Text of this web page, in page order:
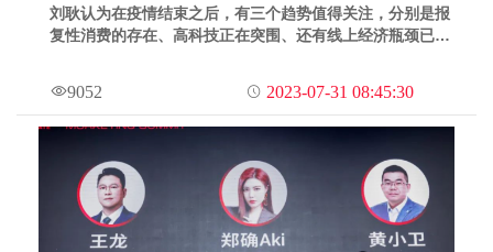
码，想要抓住增长就要抓住与客户的每一次交
互｜MS2022-39期
刘耿认为在疫情结束之后，有三个趋势值得关注，分别是报
复性消费的存在、高科技正在突围、还有线上经济瓶颈已经
9052
2023-07-31 08:45:30